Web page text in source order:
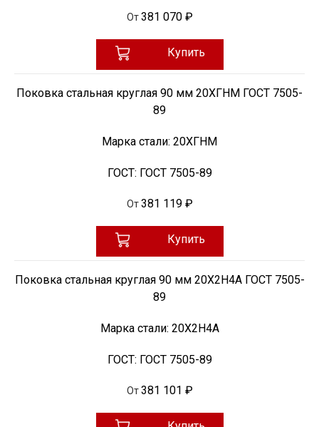
От 381 070 ₽
Купить
Поковка стальная круглая 90 мм 20ХГНМ ГОСТ 7505-
89
Марка стали: 20ХГНМ
ГОСТ: ГОСТ 7505-89
От 381 119 ₽
Купить
Поковка стальная круглая 90 мм 20Х2Н4А ГОСТ 7505-
89
Марка стали: 20Х2Н4А
ГОСТ: ГОСТ 7505-89
От 381 101 ₽